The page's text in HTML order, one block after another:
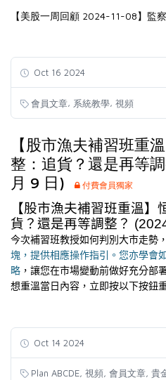
【美股一周回顧 2024-11-08】監
Oct 16 2024
會員文章, 系統教學, 視頻
【股市漁夫補習班重
整：追貨？還是再等
月 9 日)
付費會員獨家
【股市漁夫補習班重溫】
貨？還是再等調整？
今次補習班教授如何判別大市走勢，
塊，提供相應操作指引。您亦學會
略 ，讓您在市場變動前做好充分部
想重溫當日內容，立即按以下按鈕
Oct 14 2024
Plan ABCDE 視頻 會員文章 貴